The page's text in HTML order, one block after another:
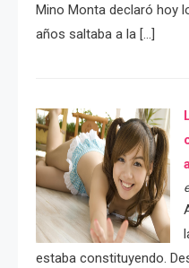
Mino Monta declaró hoy
años saltaba a la […]
estaba constituyendo.